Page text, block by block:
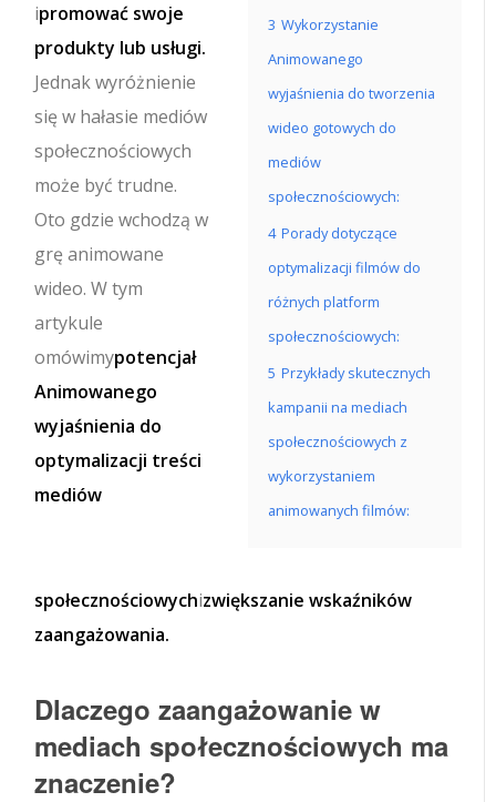
3 Wykorzystanie
Animowanego
wyjaśnienia do tworzenia
wideo gotowych do
mediów
społecznościowych:
4 Porady dotyczące
optymalizacji filmów do
różnych platform
społecznościowych:
5 Przykłady skutecznych
kampanii na mediach
społecznościowych z
wykorzystaniem
animowanych filmów:
ipromować swoje
produkty lub usługi.
Jednak wyróżnienie
się w hałasie mediów
społecznościowych
może być trudne.
Oto gdzie wchodzą w
grę animowane
wideo. W tym
artykule
omówimypotencjał
Animowanego
wyjaśnienia do
optymalizacji treści
mediów
społecznościowychizwiększanie wskaźników
zaangażowania.
Dlaczego zaangażowanie w
mediach społecznościowych ma
znaczenie?